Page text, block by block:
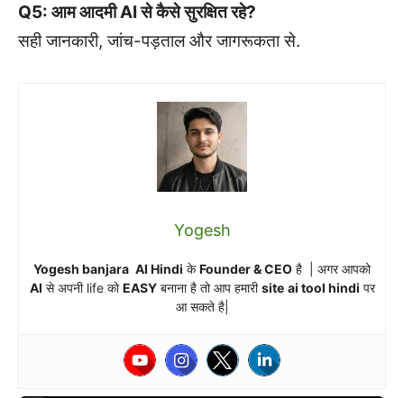
Q5: आम आदमी AI से कैसे सुरक्षित रहे?
सही जानकारी, जांच-पड़ताल और जागरूकता से.
Yogesh
Yogesh banjara AI Hindi केFounder & CEO है | अगर आपको
AI से अपनी life कोEASYबनाना है तो आप हमारीsite ai tool hindi पर
आ सकते है|